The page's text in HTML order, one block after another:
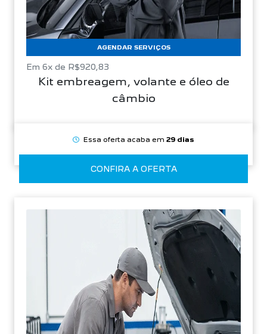
Kit embreagem, volante e óleo de
câmbio
AGENDAR SERVIÇOS
Em 6x de R$920,83
Essa oferta acaba em 29 dias
CONFIRA A OFERTA